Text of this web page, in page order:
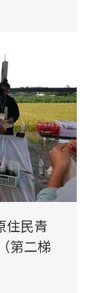
住民青
（第二梯